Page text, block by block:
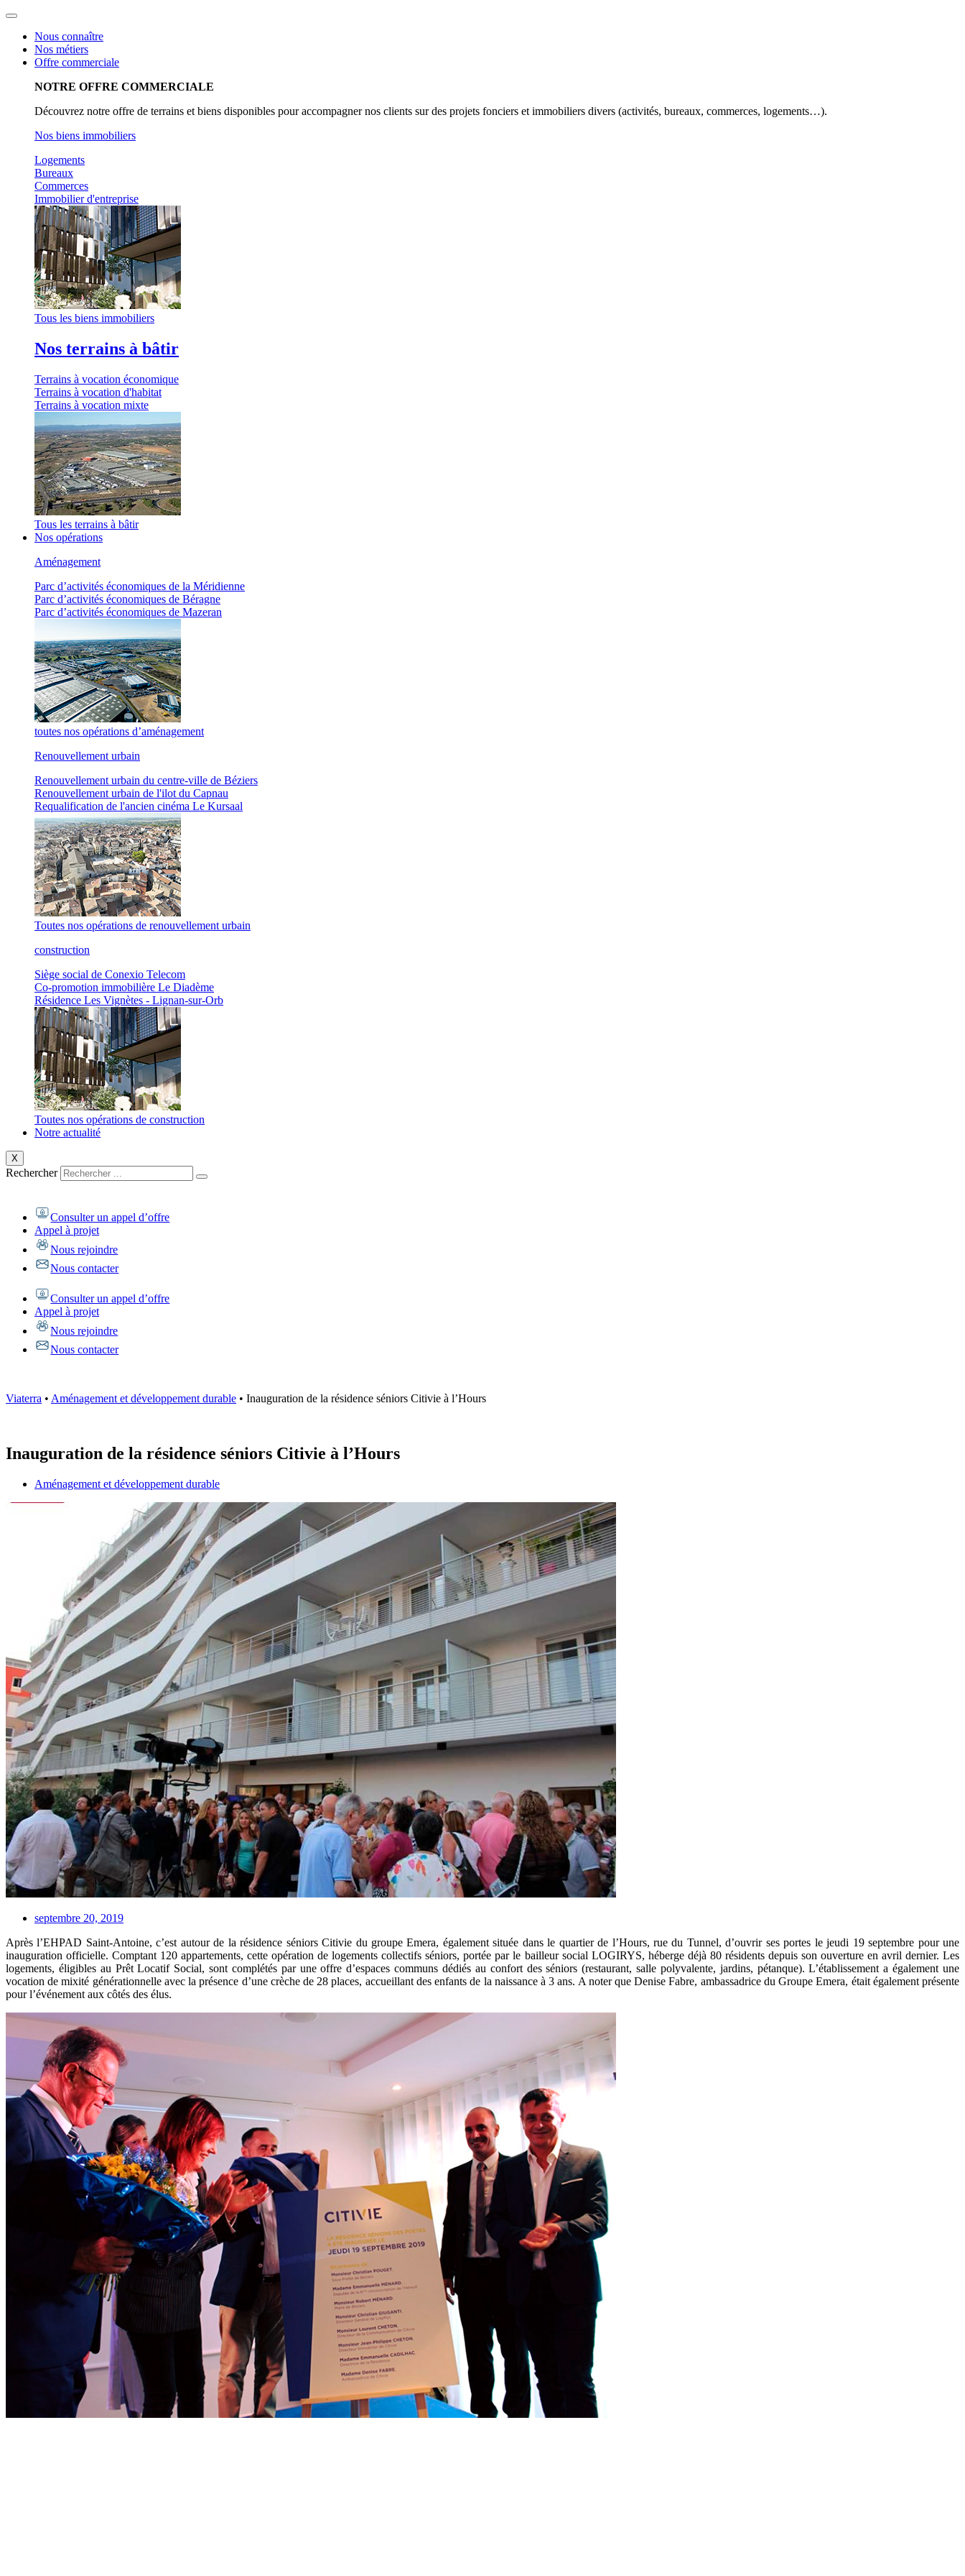
Aller
contenuNous connaître
Nos métiers
Offre commerciale
NOTRE OFFRE COMMERCIALE
Découvrez notre offre de terrains et biens disponibles pour accompagner nos clients sur des projets fonciers et immobiliers divers (activités, bureaux, commerces, logements…).
Nos biens immobiliers
Logements
Bureaux
Commerces
Immobilier d'entreprise
Tous les biens immobiliers
Nos terrains à bâtir
Terrains à vocation économique
Terrains à vocation d'habitat
Terrains à vocation mixte
Tous les terrains à bâtir
Nos opérations
Aménagement
Parc d’activités économiques de la Méridienne
Parc d’activités économiques de Béragne
Parc d’activités économiques de Mazeran
toutes nos opérations d’aménagement
Renouvellement urbain
Renouvellement urbain du centre-ville de Béziers
Renouvellement urbain de l'ilot du Capnau
Requalification de l'ancien cinéma Le Kursaal
Toutes nos opérations de renouvellement urbain
construction
Siège social de Conexio Telecom
Co-promotion immobilière Le Diadème
Résidence Les Vignètes - Lignan-sur-Orb
Toutes nos opérations de construction
Notre actualité
X
Rechercher
Consulter un appel d’offre
Appel à projet
Nous rejoindre
Nous contacter
Consulter un appel d’offre
Appel à projet
Nous rejoindre
Nous contacter
Viaterra • Aménagement et développement durable • Inauguration de la résidence séniors Citivie à l’Hours
Inauguration de la résidence séniors Citivie à l’Hours
Aménagement et développement durable
septembre 20, 2019
Après l’EHPAD Saint-Antoine, c’est autour de la résidence séniors Citivie du groupe Emera, également située dans le quartier de l’Hours, rue du Tunnel, d’ouvrir ses portes le jeudi 19 septembre pour une
inauguration officielle. Comptant 120 appartements, cette opération de logements collectifs séniors, portée par le bailleur social LOGIRYS, héberge déjà 80 résidents depuis son ouverture en avril dernier. Les
logements, éligibles au Prêt Locatif Social, sont complétés par une offre d’espaces communs dédiés au confort des séniors (restaurant, salle polyvalente, jardins, pétanque). L’établissement a également une
vocation de mixité générationnelle avec la présence d’une crèche de 28 places, accueillant des enfants de la naissance à 3 ans. A noter que Denise Fabre, ambassadrice du Groupe Emera, était également présente
pour l’événement aux côtés des élus.